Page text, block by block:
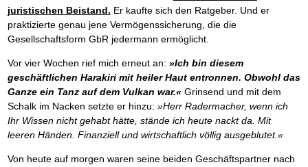
juristischen Beistand. Er kaufte sich den Ratgeber. Und er
praktizierte genau jene Vermögenssicherung, die die
Gesellschaftsform GbR jedermann ermöglicht.
Vor vier Wochen rief mich erneut an: »Ich bin diesem
geschäftlichen Harakiri mit heiler Haut entronnen. Obwohl das
Ganze ein Tanz auf dem Vulkan war.«Grinsend und mit dem
Schalk im Nacken setzte er hinzu: »Herr Radermacher, wenn ich
Ihr Wissen nicht gehabt hätte, stände ich heute nackt da. Mit
leeren Händen. Finanziell und wirtschaftlich völlig ausgeblutet.«
Von heute auf morgen waren seine beiden Geschäftspartner nach